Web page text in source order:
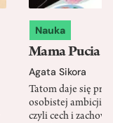
Nauka
Mama Pucia
Agata Sikora
Tatom daje się
osobistej ambicji,
czyli cech i